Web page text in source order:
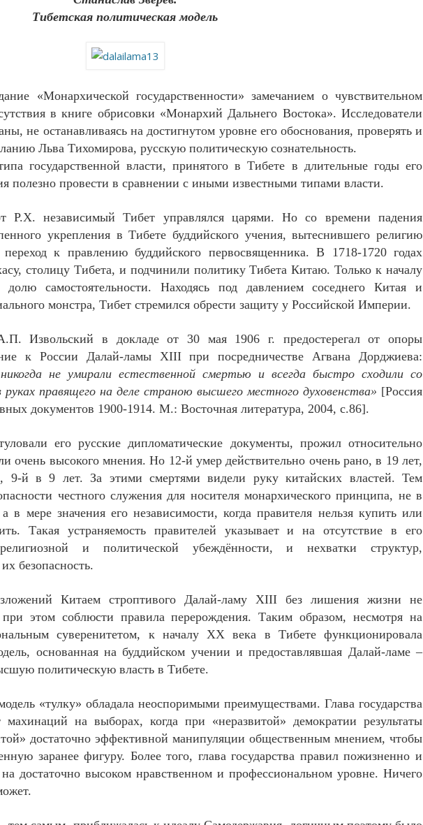
Тибетская политическая модель
«Монархической государственности» замечанием о чувствительном
в книге обрисовки «Монархий Дальнего Востока». Исследователи
не останавливаясь на достигнутом уровне его обоснования, проверять и
Льва Тихомирова, русскую политическую сознательность.
государственной власти, принятого в Тибете в длительные годы его
полезно провести в сравнении с иными известными типами власти.
Р.Х. независимый Тибет управлялся царями. Но со времени падения
укрепления в Тибете буддийского учения, вытеснившего религию
к правлению буддийского первосвященника. В 1718-1720 годах
столицу Тибета, и подчинили политику Тибета Китаю. Только к началу
самостоятельности. Находясь под давлением соседнего Китая и
монстра, Тибет стремился обрести защиту у Российской Империи.
Извольский в докладе от 30 мая 1906 г. предостерегал от опоры
к России Далай-ламы XIIIпри посредничестве Агвана Дорджиева:
никогда не умирали естественной смертью и всегда быстро сходили со
правящего на деле страною высшего местного духовенства» [Россия
документов 1900-1914. М.: Восточная литература, 2004, с.86].
его русские дипломатические документы, прожил относительно
очень высокого мнения. Но 12-й умер действительно очень рано, в 19 лет,
й в 9 лет. За этими смертями видели руку китайских властей. Тем
честного служения для носителя монархического принципа, не в
в мере значения его независимости, когда правителя нельзя купить или
Такая устраняемость правителей указывает и на отсутствие в его
и политической убеждённости, и нехватки структур,
безопасность.
Китаем строптивого Далай-ламу XIIIбез лишения жизни не
при этом соблюсти правила перерождения. Таким образом, несмотря на
суверенитетом, к началу ХХ века в Тибете функционировала
основанная на буддийском учении и предоставлявшая Далай-ламе –
политическую власть в Тибете.
«тулку» обладала неоспоримыми преимуществами. Глава государства
махинаций на выборах, когда при «неразвитой» демократии результаты
достаточно эффективной манипуляции общественным мнением, чтобы
заранее фигуру. Более того, глава государства правил пожизненно и
достаточно высоком нравственном и профессиональном уровне. Ничего